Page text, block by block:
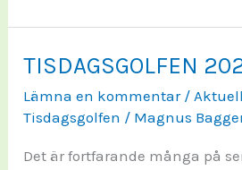
14:
TISDAGSGOLFEN
Lämna en kommentar /
Tisdagsgolfen / Magnus
Det är fortfarande många på